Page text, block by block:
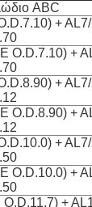
ABC
+
O.D.7.10) +
+
O.D.8.90) +
+
O.D.10.0) +
+